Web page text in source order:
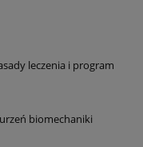
leczenia i program
biomechaniki